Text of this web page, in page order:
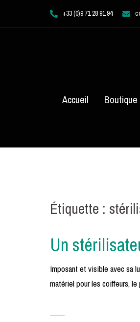
+33 (0)9 71 28 91 94
Accueil
Boutique
Étiquette :
Un
Imposant et visible avec sa
matériel pour les coiffeurs,